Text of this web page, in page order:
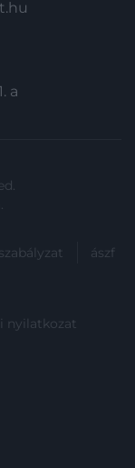
a
.
ászf
nyilatkozat